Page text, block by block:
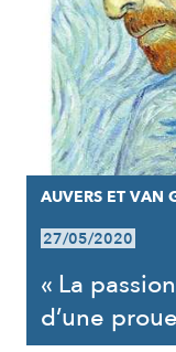
AUVERS ET VAN
27/05/2020
« La
d’une